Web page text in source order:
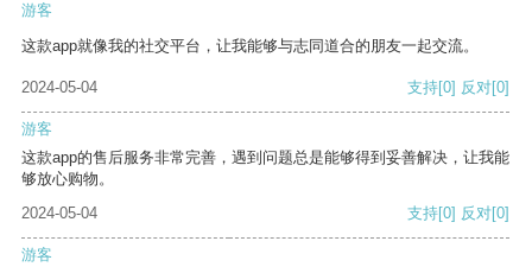
游客
这款app就像我的社交平台，让我能够与志同道合的朋友一起交流。
2024-05-04 支持[0] 反对[0]
游客
这款app的售后服务非常完善，遇到问题总是能够得到妥善解决，让我能
够放心购物。
2024-05-04
支持[0] 反对[0]
游客